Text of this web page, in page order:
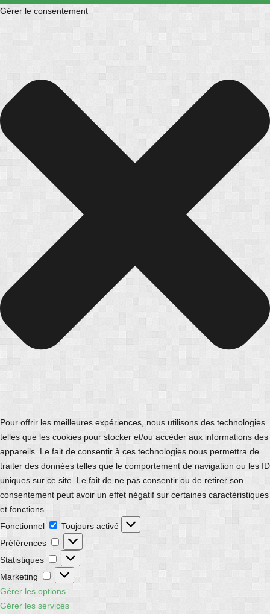
Gérer le consentement
Pour offrir les meilleures expériences, nous utilisons des technologies
telles que les cookies pour stocker et/ou accéder aux informations des
appareils. Le fait de consentir à ces technologies nous permettra de
traiter des données telles que le comportement de navigation ou les ID
uniques sur ce site. Le fait de ne pas consentir ou de retirer son
consentement peut avoir un effet négatif sur certaines caractéristiques
et fonctions.
Fonctionnel
Fonctionnel
Toujours activé
Préférences
Préférences
Statistiques Statistiques
Marketing
Marketing
Gérer les options
Gérer les services